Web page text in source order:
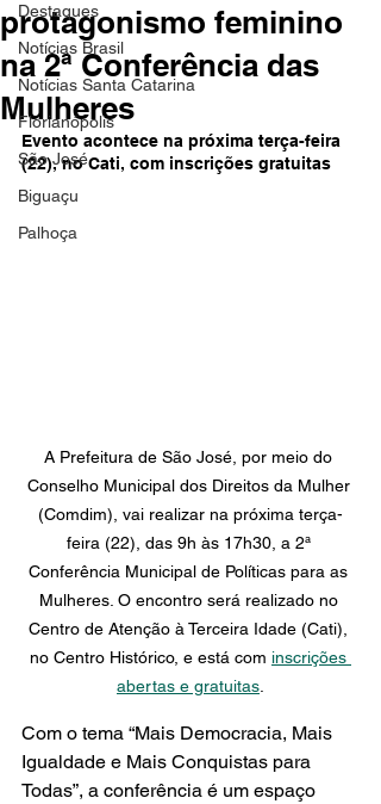
Destaques
Notícias Brasil
Notícias Santa Catarina
Florianópolis
São José
Biguaçu
Palhoça
protagonismo feminino
na 2ª Conferência das
Mulheres
Evento acontece na próxima terça-feira
(22), no Cati, com inscrições gratuitas
A Prefeitura de São José, por meio do
Conselho Municipal dos Direitos da Mulher
(Comdim), vai realizar na próxima terça-
feira (22), das 9h às 17h30, a 2ª
Conferência Municipal de Políticas para as
Mulheres. O encontro será realizado no
Centro de Atenção à Terceira Idade (Cati),
no Centro Histórico, e está com inscrições
abertas e gratuitas.
Com o tema “Mais Democracia, Mais
Igualdade e Mais Conquistas para
Todas”, a conferência é um espaço